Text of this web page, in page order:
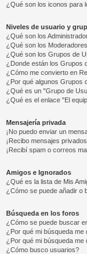
¿Qué son los iconos para
Niveles de usuario y
¿Qué son los
¿Qué son los
¿Qué son los Grupos de
¿Donde están los Grupos
¿Cómo me convierto en
¿Por qué algunos Grupos
¿Qué es un "Grupo de
¿Qué es el enlace "El
Mensajería privada
¡No puedo enviar un
¡Recibo mensajes
¡Recibí spam o correos
Amigos e Ignorados
¿Qué es la lista de Mis
¿Cómo se puede añadir o
Búsqueda en los foros
¿Cómo se puede buscar
¿Por qué mi búsqueda me
¿Por qué mi búsqueda me
¿Cómo busco usuarios?